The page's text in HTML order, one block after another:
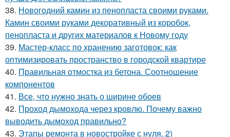
38. Новогодний камин из пенопласта своими руками.
Камин своими руками декоративный из коробок,
пенопласта и других материалов к Новому году
39. Мастер-класс по хранению заготовок: как
оптимизировать пространство в городской квартире
40. Правильная отмостка из бетона. Соотношение
компонентов
41. Все, что нужно знать о ширине обоев
42. Проход дымохода через кровлю. Почему важно
выводить дымоход правильно?
43. Этапы ремонта в новостройке с нуля. 2)